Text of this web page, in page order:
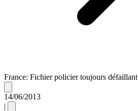
France: Fichier policier toujours défaillant
14/06/2013
|